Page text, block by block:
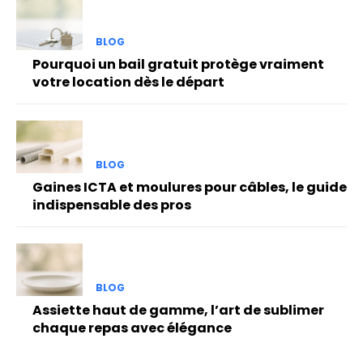
BLOG
Pourquoi un bail gratuit protège vraiment
votre location dès le départ
BLOG
Gaines ICTA et moulures pour câbles, le guide
indispensable des pros
BLOG
Assiette haut de gamme, l’art de sublimer
chaque repas avec élégance